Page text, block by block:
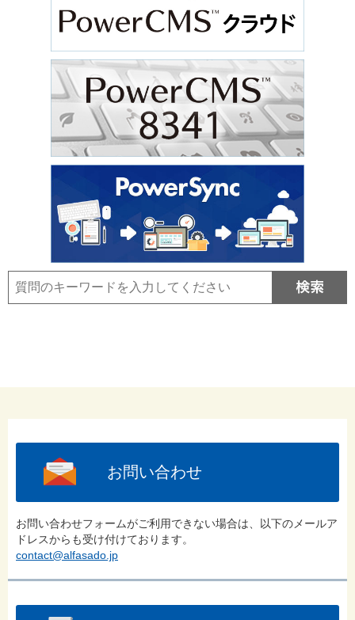
お問い合わせ
お問い合わせフォームがご利用できない場合は、以下のメールア
ドレスからも受け付けております。
contact@alfasado.jp